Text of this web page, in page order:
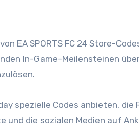
EA SPORTS FC 24 Store-
In-Game-Meilensteinen
spezielle Codes anbieten,
und die sozialen Medien auf